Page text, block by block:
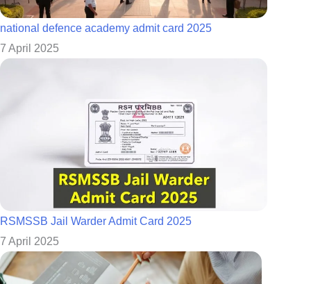
national defence academy admit card 2025
7 April 2025
RSMSSB Jail Warder Admit Card 2025
7 April 2025